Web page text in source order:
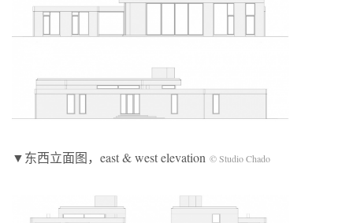
▼东西立面图，east & west elevation ©️ Studio Chado